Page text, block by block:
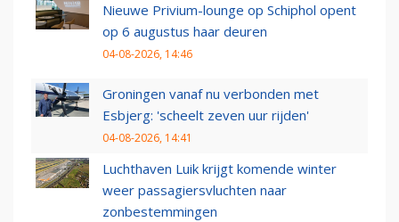
Nieuwe Privium-lounge op Schiphol opent
op 6 augustus haar deuren
04-08-2026, 14:46
Groningen vanaf nu verbonden met
Esbjerg: 'scheelt zeven uur rijden'
04-08-2026, 14:41
Luchthaven Luik krijgt komende winter
weer passagiersvluchten naar
zonbestemmingen